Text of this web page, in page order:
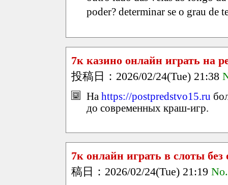
poder? determinar se o grau de
7к казино онлайн играть на
投稿日：2026/02/24(Tue) 21:38
На https://postpredstvo15.ru
до современных краш-игр.
7к онлайн играть в слоты без
稿日：2026/02/24(Tue) 21:19